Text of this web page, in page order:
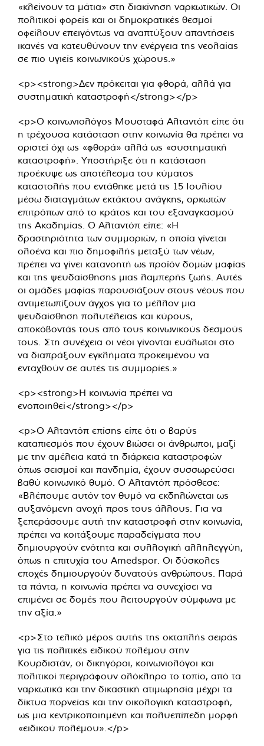
«κλείνουν τα μάτια» στη διακίνηση ναρκωτικών. Οι
πολιτικοί φορείς και οι δημοκρατικές θεσμοί
οφείλουν επειγόντως να αναπτύξουν απαντήσεις
ικανές να κατευθύνουν την ενέργεια της νεολαίας
σε πιο υγιείς κοινωνικούς χώρους.»
<p><strong>Δεν πρόκειται για φθορά, αλλά για
συστηματική καταστροφή</strong></p>
<p>Ο κοινωνιολόγος Μουσταφά Αλταντόπ είπε ότι
η τρέχουσα κατάσταση στην κοινωνία θα πρέπει να
οριστεί όχι ως «φθορά» αλλά ως «συστηματική
καταστροφή». Υποστήριξε ότι η κατάσταση
προέκυψε ως αποτέλεσμα του κύματος
καταστολής που εντάθηκε μετά τις 15 Ιουλίου
μέσω διαταγμάτων εκτάκτου ανάγκης, ορκωτών
επιτρόπων από το κράτος και του εξαναγκασμού
της Ακαδημίας. Ο Αλταντόπ είπε: «Η
δραστηριότητα των συμμοριών, η οποία γίνεται
ολοένα και πιο δημοφιλής μεταξύ των νέων,
πρέπει να γίνει κατανοητή ως προϊόν δομών μαφίας
και της ψευδαίσθησης μιας λαμπερής ζωής. Αυτές
οι ομάδες μαφίας παρουσιάζουν στους νέους που
αντιμετωπίζουν άγχος για το μέλλον μια
ψευδαίσθηση πολυτέλειας και κύρους,
αποκόβοντάς τους από τους κοινωνικούς δεσμούς
τους. Στη συνέχεια οι νέοι γίνονται ευάλωτοι στο
να διαπράξουν εγκλήματα προκειμένου να
ενταχθούν σε αυτές τις συμμορίες.»
<p><strong>Η κοινωνία πρέπει να
ενοποιηθεί</strong></p>
<p>Ο Αλταντόπ επίσης είπε ότι ο βαρύς
καταπιεσμός που έχουν βιώσει οι άνθρωποι, μαζί
με την αμέλεια κατά τη διάρκεια καταστροφών
όπως σεισμοί και πανδημία, έχουν συσσωρεύσει
βαθύ κοινωνικό θυμό. Ο Αλταντόπ πρόσθεσε:
«Βλέπουμε αυτόν τον θυμό να εκδηλώνεται ως
αυξανόμενη ανοχή προς τους άλλους. Για να
ξεπεράσουμε αυτή την καταστροφή στην κοινωνία,
πρέπει να κοιτάξουμε παραδείγματα που
δημιουργούν ενότητα και συλλογική αλληλεγγύη,
όπως η επιτυχία του Amedspor. Οι δύσκολες
εποχές δημιουργούν δυνατούς ανθρώπους. Παρά
τα πάντα, η κοινωνία πρέπει να συνεχίσει να
επιμένει σε δομές που λειτουργούν σύμφωνα με
την αξία.»
<p>Στο τελικό μέρος αυτής της οκταπλής σειράς
για τις πολιτικές ειδικού πολέμου στην
Κουρδιστάν, οι δικηγόροι, κοινωνιολόγοι και
πολιτικοί περιγράφουν ολόκληρο το τοπίο, από τα
ναρκωτικά και την δικαστική ατιμωρησία μέχρι τα
δίκτυα πορνείας και την οικολογική καταστροφή,
ως μια κεντρικοποιημένη και πολυεπίπεδη μορφή
«ειδικού πολέμου».</p>